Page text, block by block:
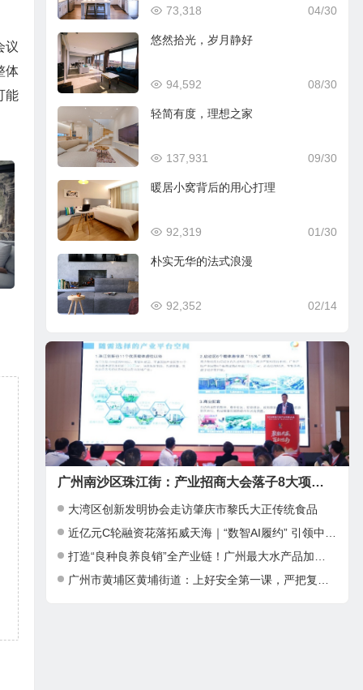
议
体
能
04/30
73,318
悠然拾光，岁月静好
08/30
94,592
轻简有度，理想之家
09/30
137,931
暖居小窝背后的用心打理
01/30
92,319
朴实无华的法式浪漫
02/14
92,352
广州南沙区珠江街：产业招商大会落子8大项目，邀湾区客商抢占“南沙站”红利
大湾区创新发明协会走访肇庆市黎氏大正传统食品
近亿元C轮融资花落拓威天海｜“数智AI履约” 引领中大件出海新基建
打造“良种良养良销”全产业链！广州最大水产品加工项目在南沙正式投产
广州市黄埔区黄埔街道：上好安全第一课，严把复工复产安全关